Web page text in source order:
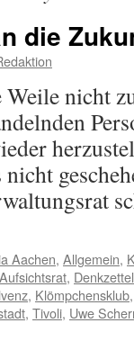
die
Weile nicht
Aachen, Allgemein,
Aufsichtsrat, Denkzettel
, Klömpchensklub
, Tivoli, Uwe